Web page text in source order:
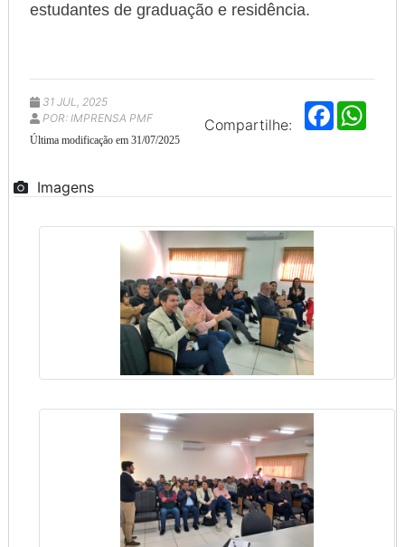
estudantes de graduação e residência.
Compartilhe:
F
a
o
p
31 JUL, 2025
POR: IMPRENSA PMF
Última modificação em 31/07/2025
Imagens